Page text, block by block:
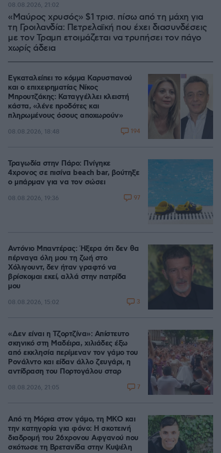
«Μαύρος χρυσός» $1 τρισ. πίσω από τη μάχη για
τη Γροιλανδία: Πετρελαϊκή που έχει διασυνδέσεις
με τον Τραμπ ετοιμάζεται να τρυπήσει τον πάγο
χωρίς άδεια
08.08.2026, 21:02
Εγκαταλείπει το κόμμα Καρυστιανού
και ο επιχειρηματίας Νίκος
Μπρουτζάκης: Καταγγέλλει κλειστή
κάστα, «λένε προδότες και
πληρωμένους όσους αποχωρούν»
08.08.2026, 18:48 194
Τραγωδία στην Πάρο: Πνίγηκε
4χρονος σε πισίνα beach bar, βούτηξε
ο μπάρμαν για να τον σώσει
08.08.2026, 19:36 97
Αντόνιο Μπαντέρας: Ήξερα ότι δεν θα
πέρναγα όλη μου τη ζωή στο
Χόλιγουντ, δεν ήταν γραφτό να
βρίσκομαι εκεί, αλλά στην πατρίδα
μου
08.08.2026, 15:02 3
«Δεν είναι η Τζορτζίνα»: Απίστευτο
σκηνικό στη Μαδέιρα, χιλιάδες έξω
από εκκλησία περίμεναν τον γάμο του
Ρονάλντο και είδαν άλλο ζευγάρι, η
αντίδραση του Πορτογάλου σταρ
08.08.2026, 21:05 7
Από τη Μόρια στον γάμο, τη ΜΚΟ και
την κατηγορία για φόνο: Η σκοτεινή
διαδρομή του 26χρονου Αφγανού που
σκότωσε τη Βρετανίδα στην Κυψέλη